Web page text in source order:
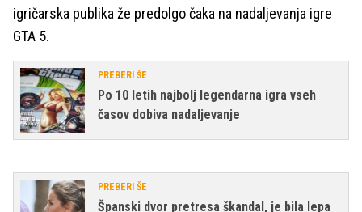
igričarska publika že predolgo čaka na nadaljevanja igre
GTA 5.
PREBERI ŠE
Po 10 letih najbolj legendarna igra vseh
časov dobiva nadaljevanje
PREBERI ŠE
Španski dvor pretresa škandal, je bila lepa